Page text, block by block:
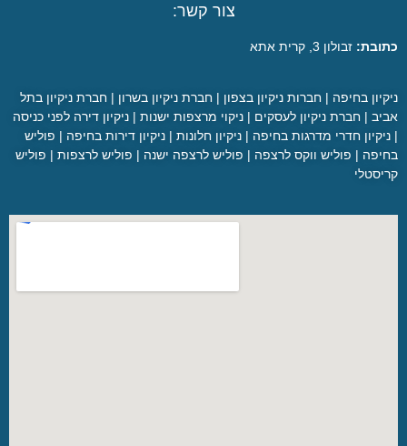
צור קשר:
כתובת: זבולון 3, קרית אתא
ניקיון בחיפה | חברות ניקיון בצפון | חברת ניקיון בשרון | חברת ניקיון בתל
אביב | חברת ניקיון לעסקים | ניקוי מרצפות ישנות | ניקיון דירה לפני כניסה
| ניקיון חדרי מדרגות בחיפה | ניקיון חלונות | ניקיון דירות בחיפה | פוליש
בחיפה | פוליש ווקס לרצפה | פוליש לרצפה ישנה | פוליש לרצפות | פוליש
קריסטלי